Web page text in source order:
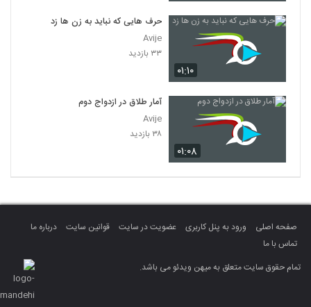
۰۱:۱۰
حرف هایی که نباید به زن ها زد
Avije
۳۳ بازدید
۰۱:۰۸
آمار طلاق در ازدواج دوم
Avije
۳۸ بازدید
صفحه اصلی ورود به پنل کاربری عضویت در سایت قوانین سایت
درباره ما
تماس با ما
تمام حقوق سایت متعلق به میهن ویدئو می باشد.